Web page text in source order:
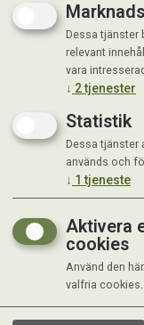
Dessa tjänster
relevant
vara
↓ 2tjenester
Statistik
Dessa tjänster
används och
↓ 1 tjeneste
Aktivera
cookies
Använd den
valfria cookies.